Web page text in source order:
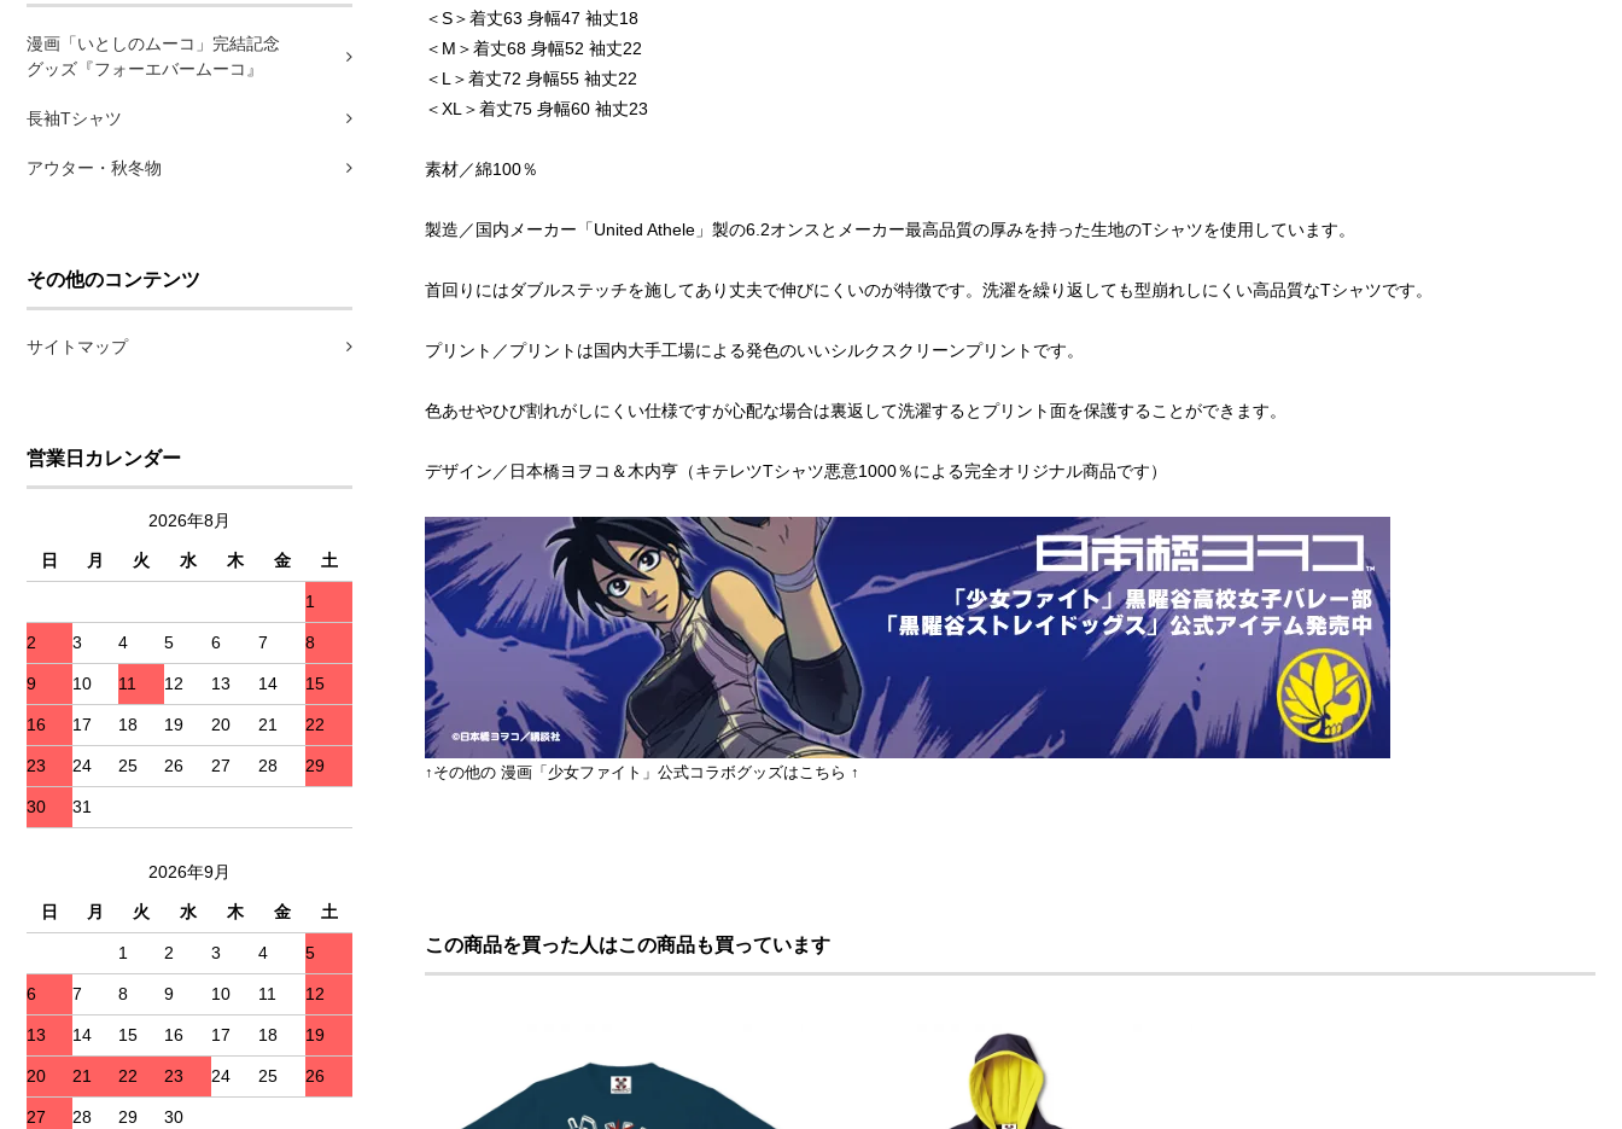
漫画「いとしのムーコ」完結記念
グッズ『フォーエバームーコ』
長袖Tシャツ
アウター・秋冬物
その他のコンテンツ
サイトマップ
営業日カレンダー
2026年8月
日 月 火 水 木 金 土
1
2 3 4 5 6 7 8
9 10 11 12 13 14 15
16 17 18 19 20 21 22
23 24 25 26 27 28 29
30 31
2026年9月
日 月 火 水 木 金 土
1 2 3 4 5
6 7 8 9 10 11 12
13 14 15 16 17 18 19
20 21 22 23 24 25 26
27 28 29 30
＜S＞着丈63 身幅47 袖丈18
＜M＞着丈68 身幅52 袖丈22
＜L＞着丈72 身幅55 袖丈22
＜XL＞着丈75 身幅60 袖丈23
素材／綿100％
製造／国内メーカー「United Athele」製の6.2オンスとメーカー最高品質の厚みを持った生地のTシャツを使用しています。
首回りにはダブルステッチを施してあり丈夫で伸びにくいのが特徴です。洗濯を繰り返しても型崩れしにくい高品質なTシャツです。
プリント／プリントは国内大手工場による発色のいいシルクスクリーンプリントです。
色あせやひび割れがしにくい仕様ですが心配な場合は裏返して洗濯するとプリント面を保護することができます。
デザイン／日本橋ヨヲコ＆木内亨（キテレツTシャツ悪意1000％による完全オリジナル商品です）
↑その他の 漫画「少女ファイト」公式コラボグッズはこちら ↑
この商品を買った人はこの商品も買っています